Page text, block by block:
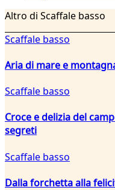
Altro di Scaffale basso
Scaffale basso
Aria di mare e
Scaffale basso
Croce e delizia del
segreti
Scaffale basso
Dalla forchetta alla